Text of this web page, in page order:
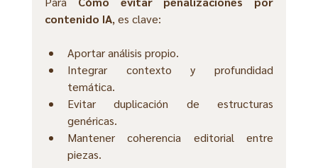
contenido IA, es clave:
Aportar análisis propio.
Integrar contexto y profundidad
temática.
Evitar duplicación de estructuras
genéricas.
Mantener coherencia editorial entre
piezas.